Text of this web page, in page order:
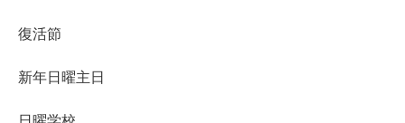
復活節
新年日曜主日